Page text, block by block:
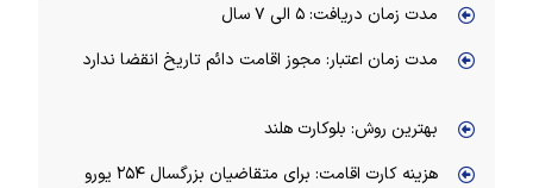
مدت زمان دریافت: ۵ الی ۷ سال
مدت زمان اعتبار: مجوز اقامت دائم تاریخ انقضا ندارد
بهترین روش: بلوکارت هلند
هزینه کارت اقامت: برای متقاضیان بزرگسال ۲۵۴ یورو